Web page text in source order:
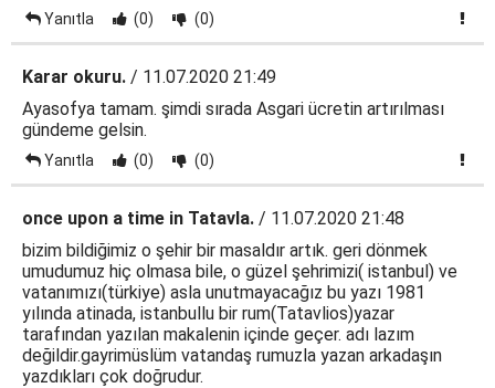
Yanıtla (0) (0)
Karar okuru. / 11.07.2020 21:49
Ayasofya tamam. şimdi sırada Asgari ücretin artırılması
gündeme gelsin.
Yanıtla (0) (0)
once upon a time in Tatavla. / 11.07.2020 21:48
bizim bildiğimiz o şehir bir masaldır artık. geri dönmek
umudumuz hiç olmasa bile, o güzel şehrimizi( istanbul) ve
vatanımızı(türkiye) asla unutmayacağız bu yazı 1981
yılında atinada, istanbullu bir rum(Tatavlios)yazar
tarafından yazılan makalenin içinde geçer. adı lazım
değildir.gayrimüslüm vatandaş rumuzla yazan arkadaşın
yazdıkları çok doğrudur.